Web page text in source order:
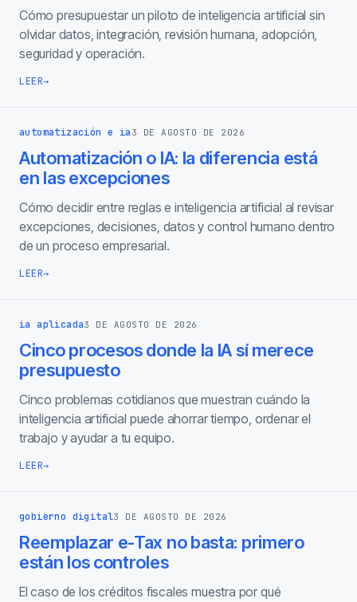
Cómo presupuestar un piloto de inteligencia artificial sin
olvidar datos, integración, revisión humana, adopción,
seguridad y operación.
LEER→
automatización e ia 3 DE AGOSTO DE 2026
Automatización o IA: la diferencia está
en las excepciones
Cómo decidir entre reglas e inteligencia artificial al revisar
excepciones, decisiones, datos y control humano dentro
de un proceso empresarial.
LEER→
ia aplicada3 DE AGOSTO DE 2026
Cinco procesos donde la IA sí merece
presupuesto
Cinco problemas cotidianos que muestran cuándo la
inteligencia artificial puede ahorrar tiempo, ordenar el
trabajo y ayudar a tu equipo.
LEER→
gobierno digital3 DE AGOSTO DE 2026
Reemplazar e-Tax no basta: primero
están los controles
El caso de los créditos fiscales muestra por qué